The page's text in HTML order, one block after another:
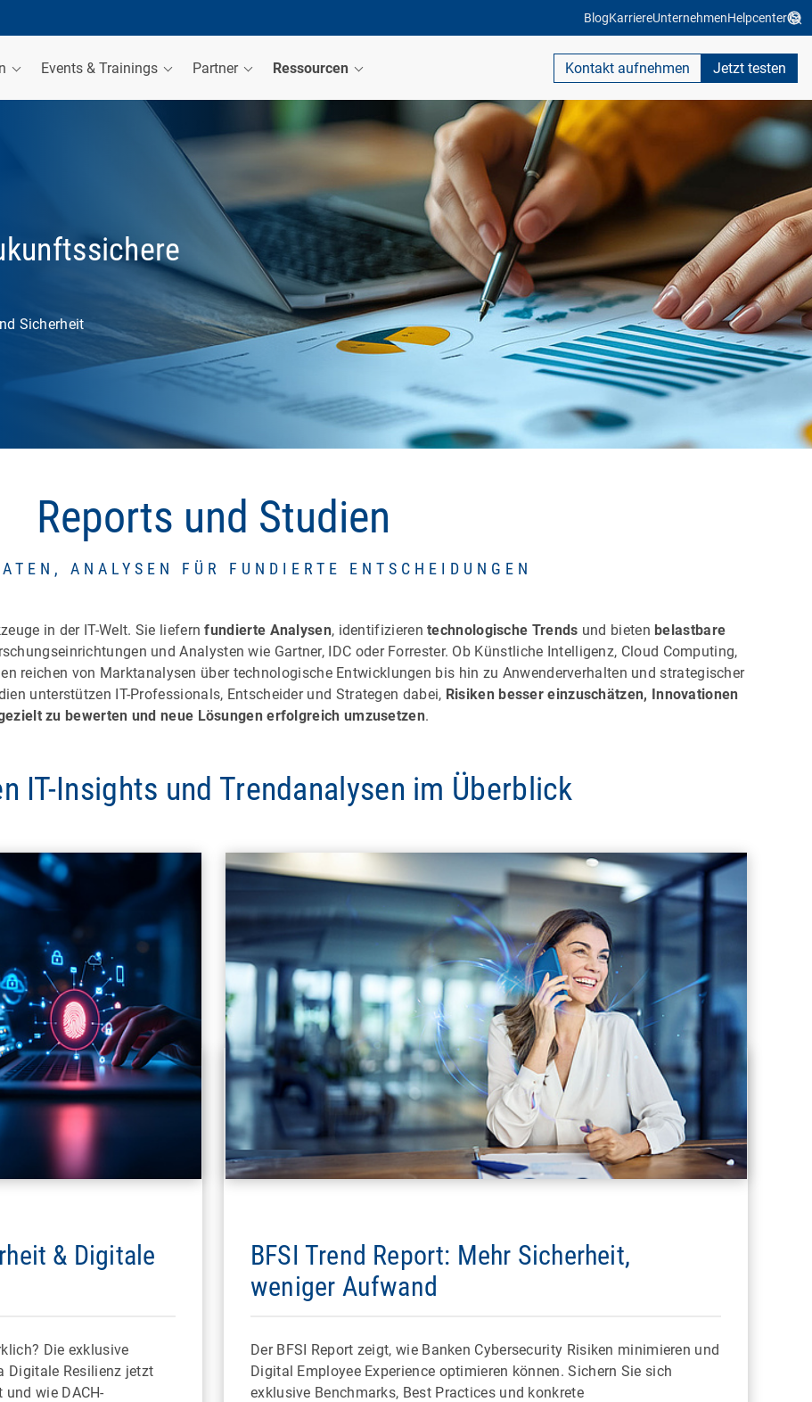
BlogKarriereUnternehmenHelpcenter
Events & Trainings Partner Ressourcen Kontakt aufnehmen Jetzt testen
Sicherheit
Reports und Studien
ANALYSEN FÜR FUNDIERTE ENTSCHEIDUNGEN
in der IT-Welt. Sie liefernfundierte Analysen, identifizierentechnologische Trends und bieten belastbare
und Analysten wie Gartner, IDC oder Forrester. Ob Künstliche Intelligenz, Cloud Computing,
reichen von Marktanalysen über technologische Entwicklungen bis hin zu Anwenderverhalten und strategischer
unterstützen IT-Professionals, Entscheider und Strategen dabei, Risiken besser einzuschätzen, Innovationen
zu bewerten und neue Lösungen erfolgreich umzusetzen.
IT-Insights und Trendanalysen im Überblick
& Digitale
Die exklusive
Digitale Resilienz jetzt
wie DACH-
BFSI Trend Report: Mehr Sicherheit,
weniger Aufwand
Der BFSI Report zeigt, wie Banken Cybersecurity Risiken minimieren und
Digital Employee Experience optimieren können. Sichern Sie sich
exklusive Benchmarks, Best Practices und konkrete